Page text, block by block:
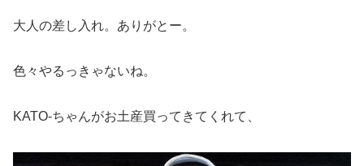
大人の差し入れ。ありがとー。
色々やるっきゃないね。
KATO-ちゃんがお土産買ってきてくれて、